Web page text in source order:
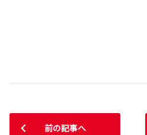
前の記事へ